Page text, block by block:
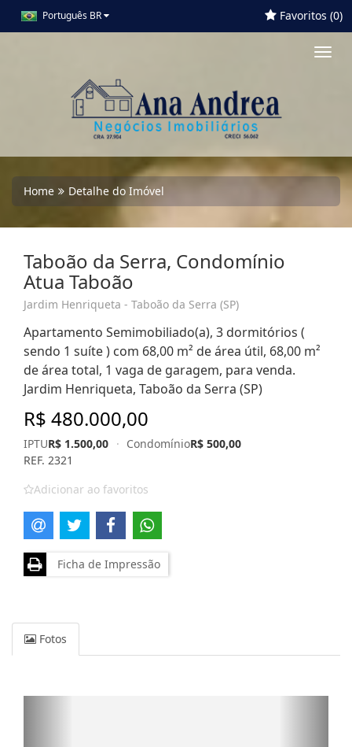
Português BR Favoritos (0)
Home Detalhe do Imóvel
Taboão da Serra, Condomínio
Atua Taboão
Jardim Henriqueta - Taboão da Serra (SP)
Apartamento Semimobiliado(a), 3 dormitórios (
sendo 1 suíte ) com 68,00 m² de área útil, 68,00 m²
de área total, 1 vaga de garagem, para venda.
Jardim Henriqueta, Taboão da Serra (SP)
R$ 480.000,00
IPTUR$ 1.500,00 · CondomínioR$ 500,00
REF. 2321
Adicionar ao favoritos
Ficha de Impressão
Fotos